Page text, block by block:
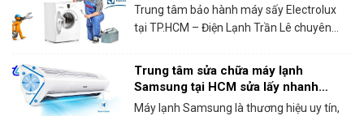
Trung tâm bảo hành máy sấy Electrolux
tại TP.HCM – Điện Lạnh Trần Lê chuyên...
Trung tâm sửa chữa máy lạnh
Samsung tại HCM sửa lấy nhanh
trong ngày
Máy lạnh Samsung là thương hiệu uy tín,